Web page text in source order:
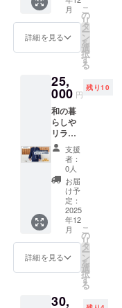
・添加
物：無
し ・ア
レル
ギー：
原材料
及び添
加物等
の食品
表示は
お届け
商品の
ラベル
に表記
されま
す。商
品開封
前には
必ずお
届けの
リター
ンに貼
付され
たラベ
意書き
定原材
料等：
小麦・
卵（本
品製造
は落花
生を含
む製品
を製造
してい
ます）
のため
多少の
きがあ
りま
ます。
今回の
いチ
ケット
ントに
てスタ
ンプラ
リー対
応や、
催し物
の対
応、お
子様対
応など
など、
一緒に
みその
マル
シェを
ながら
お手伝
けま
5cm(デ
ザイン
部分の
み) ・缶
×38cm
・ポス
トカー
ド×3
→100m
m×148
mm(1枚
あたり)
・ス
テッ
カー ×1
→5cm×
5cm ・
EC10%
クーポ
ン ×1
H約
料で作
られた
「昔な
がらの
深みの
ある味
わいで
お茶漬
けや焼
酎のお
湯割り
にもよ
く合う
「白梅
干」。
それぞ
れの味
わいを
食べ比
べてお
楽しみ
商品ラ
スセッ
ト 【提
供内
容】 和
歌山県
州みか
んを使
用した
「みか
んゼ
リー
160ml×
3個 ＋
みかん
ジュー
ス×3
本」の
セット
です。
果実感
たっぷ
りの
と、素
月
詳細を見る
こ
の
リ
タ
ー
ン
を
選
択
す
る
25,
000 円
残り10
和の暮
らしや
リラッ
クスス
タイル
が好き
な方
に。こ
こでし
か手に
入らな
い一着
です。
【提供
内容】
いとを
リジナ
支援
者：
0人
お届
け予
定：
2025
年12
月
詳細を見る
こ
の
リ
タ
ー
ン
を
選
択
す
る
30,